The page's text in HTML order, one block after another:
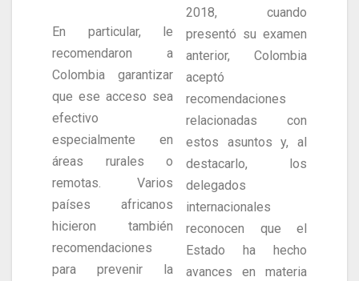
En particular, le
recomendaron a
Colombia garantizar
que ese acceso sea
efectivo
especialmente en
áreas rurales o
remotas. Varios
países africanos
hicieron también
recomendaciones
para prevenir la
2018, cuando
presentó su examen
anterior, Colombia
aceptó
recomendaciones
relacionadas con
estos asuntos y, al
destacarlo, los
delegados
internacionales
reconocen que el
Estado ha hecho
avances en materia